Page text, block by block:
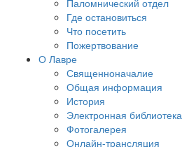
Паломнический отдел
Где остановиться
Что посетить
Пожертвование
О Лавре
Священноначалие
Общая информация
История
Электронная библиотека
Фотогалерея
Онлайн-трансляция